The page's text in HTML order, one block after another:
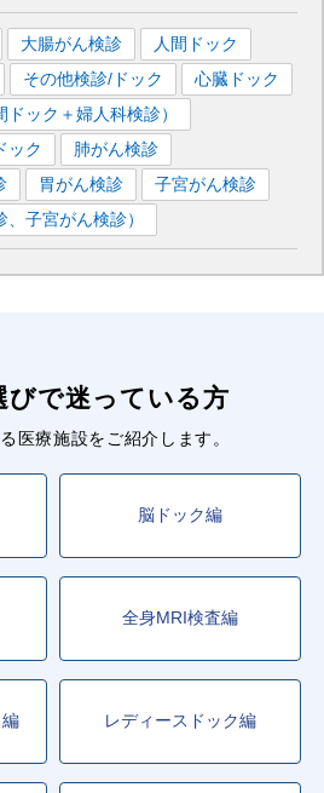
大腸がん検診
人間ドック
その他検診/ドック
心臓ドック
ック＋婦人科検診）
ック
肺がん検診
胃がん検診
子宮がん検診
子宮がん検診）
びで迷っている方
医療施設をご紹介します。
脳ドック編
全身MRI検査編
レディースドック編